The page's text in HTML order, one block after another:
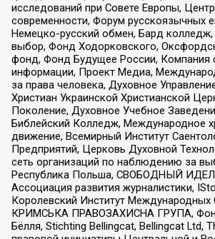
исследований при Совете Европы,
современности, Форум русскоязычных
Немецко-русский обмен, Бард колледж,
выбор, Фонд Ходорковского,
фонд, Фонд Будущее России, Компания
информации, Проект Медиа,
за права человека, Духовное
Христиан Украинской Христианской
Поколение, Духовное Учебное
Библейский Колледж, Международное
движение, Всемирный Институт
Предприятий, Церковь Духовной
сеть организаций по наблюдению за
Республика Польша, СВОБОДНЫЙ
Ассоциация развития журналистики,
Королевский Институт Международных
КРИМСЬКА ПРАВОЗАХИСНА ГРУПА,
Бёлля, Stichting Bellingcat, Bellingcat Ltd,